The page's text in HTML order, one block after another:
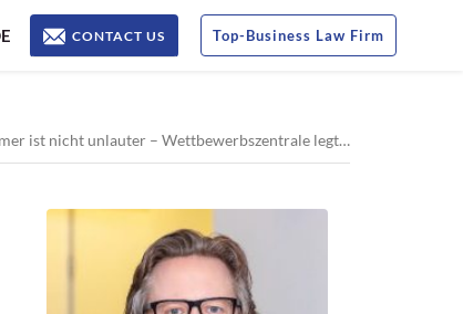
Top-Business Law Firm
CONTACT US
unlauter – Wettbewerbszentrale legt Revision ein